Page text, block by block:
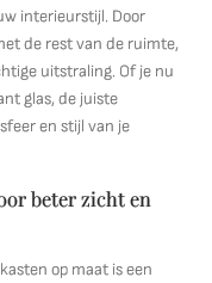
interieurstijl. Door
de rest van de ruimte,
uitstraling. Of je nu
glas, de juiste
en stijl van je
beter zicht en
op maat is een